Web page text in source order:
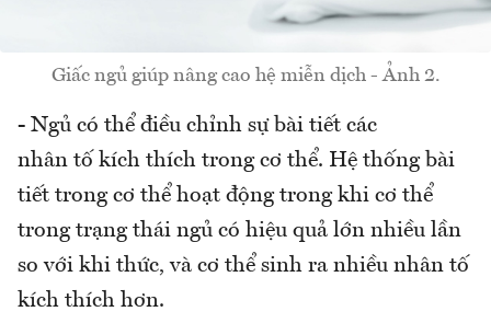
Giấc ngủ giúp nâng cao hệ miễn dịch - Ảnh 2.
- Ngủ có thể điều chỉnh sự bài tiết các
nhân tố kích thích trong cơ thể. Hệ thống bài
tiết trong cơ thể hoạt động trong khi cơ thể
trong trạng thái ngủ có hiệu quả lớn nhiều lần
so với khi thức, và cơ thể sinh ra nhiều nhân tố
kích thích hơn.